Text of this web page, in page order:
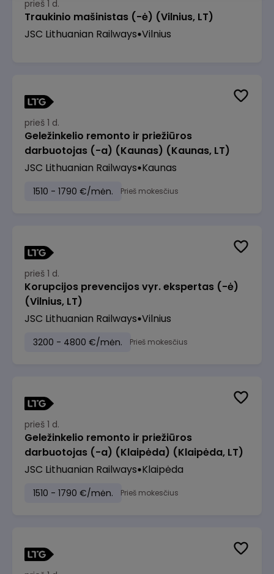
prieš 1 d.
Traukinio mašinistas (-ė) (Vilnius, LT)
JSC Lithuanian Railways Vilnius
prieš 1 d.
Geležinkelio remonto ir priežiūros
darbuotojas (-a) (Kaunas) (Kaunas, LT)
JSC Lithuanian Railways Kaunas
1510 - 1790 €/mėn. Prieš mokesčius
prieš 1 d.
Korupcijos prevencijos vyr. ekspertas (-ė)
(Vilnius, LT)
JSC Lithuanian Railways Vilnius
3200 - 4800 €/mėn. Prieš mokesčius
prieš 1 d.
Geležinkelio remonto ir priežiūros
darbuotojas (-a) (Klaipėda) (Klaipėda, LT)
JSC Lithuanian Railways Klaipėda
1510 - 1790 €/mėn. Prieš mokesčius